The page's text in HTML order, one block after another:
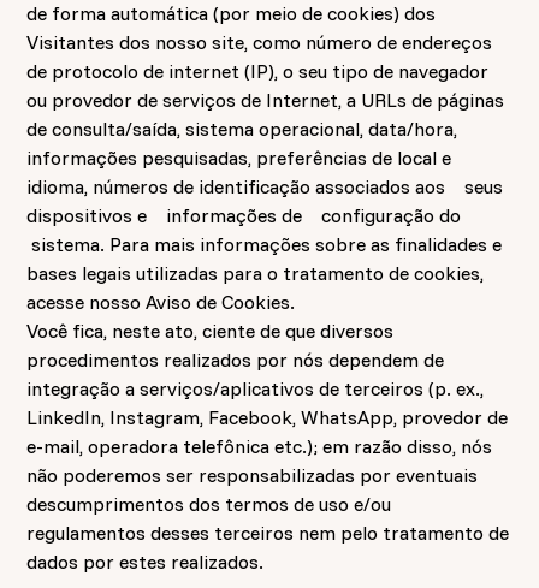
de forma automática (por meio de cookies) dos
Visitantes dos nosso site, como número de endereços
de protocolo de internet (IP), o seu tipo de navegador
ou provedor de serviços de Internet, a URLs de páginas
de consulta/saída, sistema operacional, data/hora,
informações pesquisadas, preferências de local e
idioma, números de identificação associados aos seus
dispositivos e informações de configuração do
sistema. Para mais informações sobre as finalidades e
bases legais utilizadas para o tratamento de cookies,
acesse nossoAviso de Cookies.
Você fica, neste ato, ciente de que diversos
procedimentos realizados por nós dependem de
integração a serviços/aplicativos de terceiros (p. ex.,
LinkedIn, Instagram, Facebook, WhatsApp, provedor de
e-mail, operadora telefônica etc.); em razão disso, nós
não poderemos ser responsabilizadas por eventuais
descumprimentos dos termos de uso e/ou
regulamentos desses terceiros nem pelo tratamento de
dados por estes realizados.